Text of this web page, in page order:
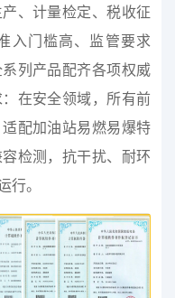
、计量检定、税收征
入门槛高、监管要求
列产品配齐各项权威
在安全领域，所有前
配加油站易燃易爆特
检测，抗干扰、耐环
行。